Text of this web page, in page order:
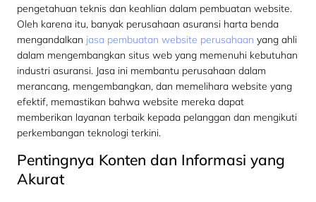
pengetahuan teknis dan keahlian dalam pembuatan website.
Oleh karena itu, banyak perusahaan asuransi harta benda
mengandalkan jasa pembuatan website perusahaan yang ahli
dalam mengembangkan situs web yang memenuhi kebutuhan
industri asuransi. Jasa ini membantu perusahaan dalam
merancang, mengembangkan, dan memelihara website yang
efektif, memastikan bahwa website mereka dapat
memberikan layanan terbaik kepada pelanggan dan mengikuti
perkembangan teknologi terkini.
Pentingnya Konten dan Informasi yang
Akurat